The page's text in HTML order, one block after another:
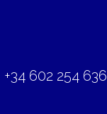
+34 602 254 636